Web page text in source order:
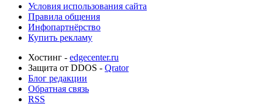
Условия использования сайта
Правила общения
Инфопартнёрство
Купить рекламу
Хостинг - edgecenter.ru
Защита от DDOS - Qrator
Блог редакции
Обратная связь
RSS